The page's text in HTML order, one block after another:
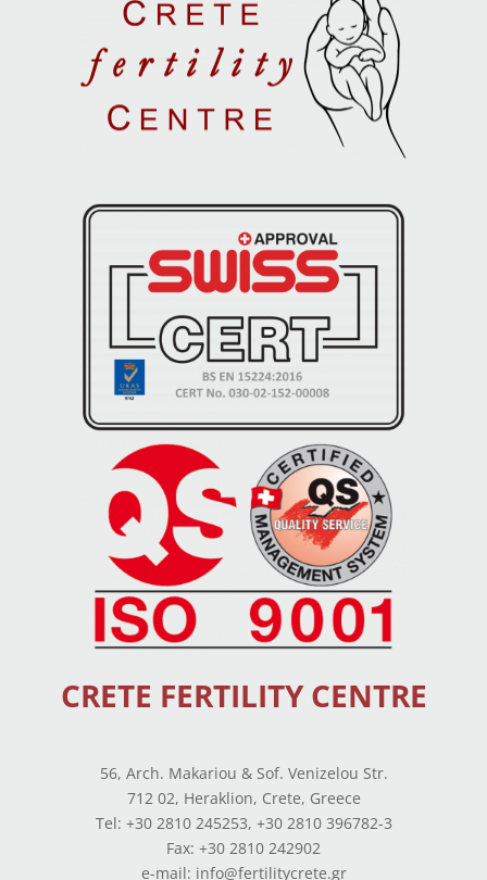
CRETE FERTILITY CENTRE
56, Arch. Makariou & Sof. Venizelou Str.
712 02, Heraklion, Crete, Greece
Tel: +30 2810 245253, +30 2810 396782-3
Fax: +30 2810 242902
e-mail: info@fertilitycrete.gr